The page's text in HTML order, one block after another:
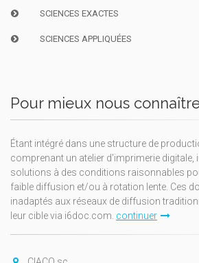
SCIENCES EXACTES
SCIENCES APPLIQUÉES
Pour mieux nous
Étant intégré dans une structure de
comprenant un atelier d'imprimerie digitale,
solutions à des conditions raisonnables
faible diffusion et/ou à rotation lente. Ces
inadaptés aux réseaux de diffusion
leur cible via i6doc.com. continuer